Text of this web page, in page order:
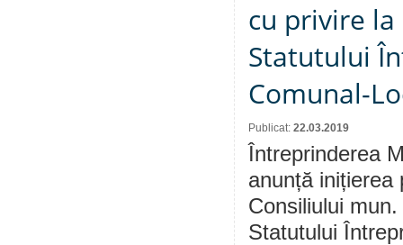
cu privire
Statutului
Comunal-
Publicat: 22.03.2019
Întreprinderea
anunță inițierea
Consiliului
Statutului